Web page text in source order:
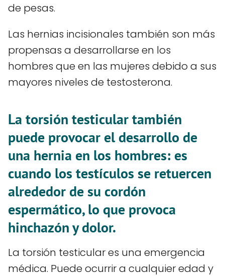
de pesas.
Las hernias incisionales también son más
propensas a desarrollarse en los
hombres que en las mujeres debido a sus
mayores niveles de testosterona.
La torsión testicular también
puede provocar el desarrollo de
una hernia en los hombres: es
cuando los testículos se retuercen
alrededor de su cordón
espermático, lo que provoca
hinchazón y dolor.
La torsión testicular es una emergencia
médica. Puede ocurrir a cualquier edad y